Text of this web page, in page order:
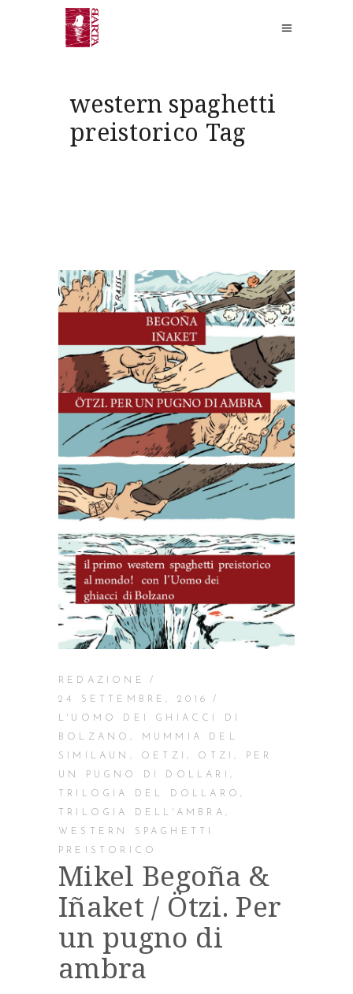
western spaghetti
preistorico Tag
REDAZIONE
24 SETTEMBRE, 2016
L'UOMO DEI GHIACCI DI
BOLZANO,
MUMMIA DEL
SIMILAUN , OETZI, OTZI,
PER
UN PUGNO DI DOLLARI ,
TRILOGIA DEL DOLLARO ,
TRILOGIA DELL'AMBRA ,
WESTERN SPAGHETTI
PREISTORICO
Mikel Begoña &
Iñaket / Ötzi. Per
un pugno di
ambra